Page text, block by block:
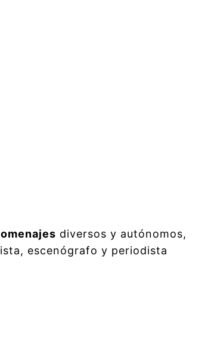
diversos y autónomos,
escenógrafo y periodista